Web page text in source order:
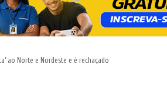
ao Norte e Nordeste e é rechaçado